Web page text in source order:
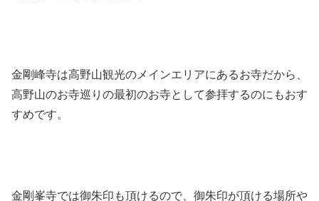
金剛峰寺は高野山観光のメインエリアにあるお寺だから、
高野山のお寺巡りの最初のお寺として参拝するのにもおす
すめです。
金剛峯寺では御朱印も頂けるので、御朱印が頂ける場所や